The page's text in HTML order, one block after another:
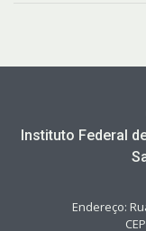
Instituto Federal
Endereço: